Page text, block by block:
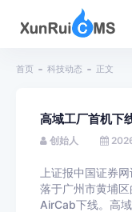
首页 科技动态 正文
高域工厂首机下
创始人
上证报中国证券
落于广州市黄埔
AirCab下线。高